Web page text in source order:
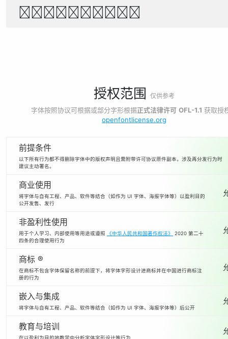
1234567890
授权范围 仅供参考
字体按照协议可根据或部分字形根据正式法律许可 OFL-1.1 获取授
openfontlicense.org
前提条件
以下所有行为都不得删除字体中的版权声明且需附带许可协议原件副本，涉及再分发行为时
建议主动署名。
商业使用
将字体与自有工程、产品、软件等结合（如作为 UI 字体、海报字体等）以盈利目的
公开发售、发行
非盈利性使用
用于个人学习、内部使用等用途或遵照 《中华人民共和国著作权法》
2020 第二十
四条的合理使用行为
商标 ®
在商标不包含字体保留名称的前提下，将字体字形设计进商标并在中国进行商标注
册的行为
嵌入与集成
将字体与自有工程、产品、软件等结合（如作为 UI 字体、海报字体等）后公开
教育与培训
在以盈利为目的地教学中分析字体字形设计等行为